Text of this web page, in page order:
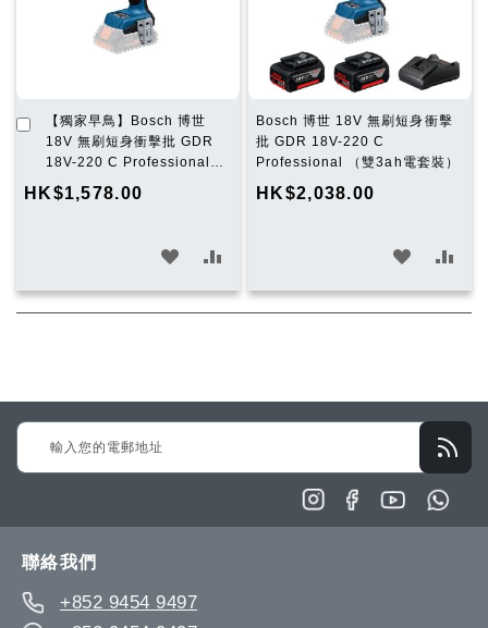
【獨家早鳥】Bosch 博世
18V 無刷短身衝擊批 GDR
18V-220 C Professional
（淨機）
HK$1,578.00
入
購
車
入
清
入
Bosch 博世 18V 無刷短身衝擊
批 GDR 18V-220 C
Professional （雙3ah電套裝）
HK$2,038.00
入
清
入
Sign
Up
聯絡我們
+852 9454 9497